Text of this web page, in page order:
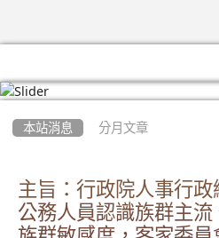
本站消息 分月文章
主旨：行政院人事行
公務人員認識族群主